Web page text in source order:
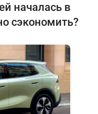
началась в
сэкономить?